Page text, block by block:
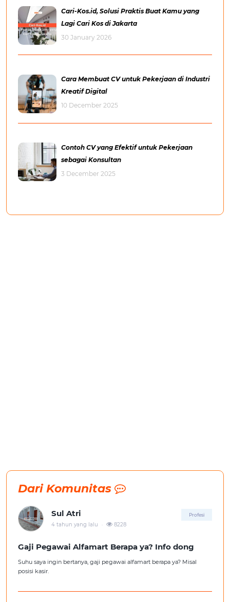
Cari-Kos.id, Solusi Praktis Buat Kamu yang
Lagi Cari Kos di Jakarta
30 January 2026
Cara Membuat CV untuk Pekerjaan di Industri
Kreatif Digital
10 December 2025
Contoh CV yang Efektif untuk Pekerjaan
sebagai Konsultan
3 December 2025
Dari Komunitas
Sul Atri Profesi
4 tahun yang lalu . 8228
Gaji Pegawai Alfamart Berapa ya? Info dong
Suhu saya ingin bertanya, gaji pegawai alfamart berapa ya? Misal
posisi kasir.